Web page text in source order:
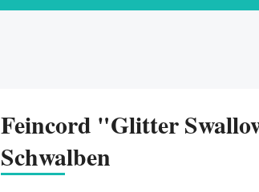
Feincord "Glitter
Schwalben